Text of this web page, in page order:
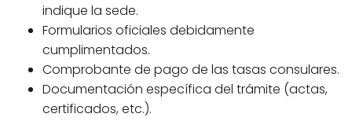
indique la sede.
Formularios oficiales debidamente
cumplimentados.
Comprobante de pago de las tasas consulares.
Documentación específica del trámite (actas,
certificados, etc.).